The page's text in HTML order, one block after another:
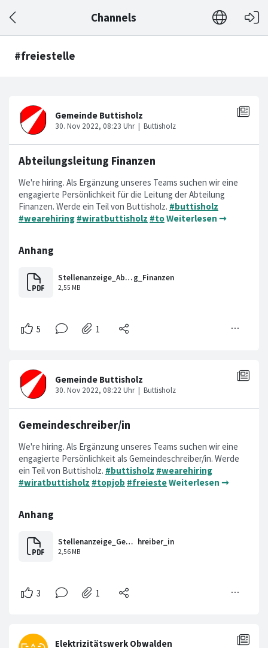
Channels
#freiestelle
Abteilungsleitung Finanzen
We're hiring. Als Ergänzung unseres Teams suchen wir eine
engagierte Persönlichkeit für die Leitung der Abteilung
Finanzen. Werde ein Teil von Buttisholz. #buttisholz
#wearehiring #wiratbuttisholz #toWeiterlesen ➞
Gemeindeschreiber/in
We're hiring. Als Ergänzung unseres Teams suchen wir eine
engagierte Persönlichkeit als Gemeindeschreiber/in. Werde
ein Teil von Buttisholz. #buttisholz #wearehiring
#wiratbuttisholz #topjob #freiesteWeiterlesen ➞